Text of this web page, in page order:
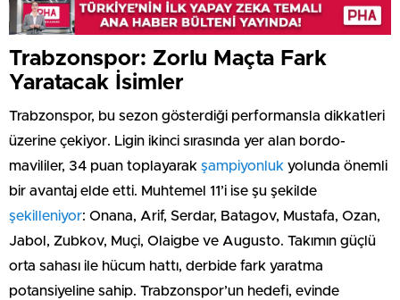
Trabzonspor: Zorlu Maçta Fark
Yaratacak İsimler
Trabzonspor, bu sezon gösterdiği performansla dikkatleri
üzerine çekiyor. Ligin ikinci sırasında yer alan bordo-
mavililer, 34 puan toplayarak şampiyonluk yolunda önemli
bir avantaj elde etti. Muhtemel 11’i ise şu şekilde
şekilleniyor: Onana, Arif, Serdar, Batagov, Mustafa, Ozan,
Jabol, Zubkov, Muçi, Olaigbe ve Augusto. Takımın güçlü
orta sahası ile hücum hattı, derbide fark yaratma
potansiyeline sahip. Trabzonspor’un hedefi, evinde